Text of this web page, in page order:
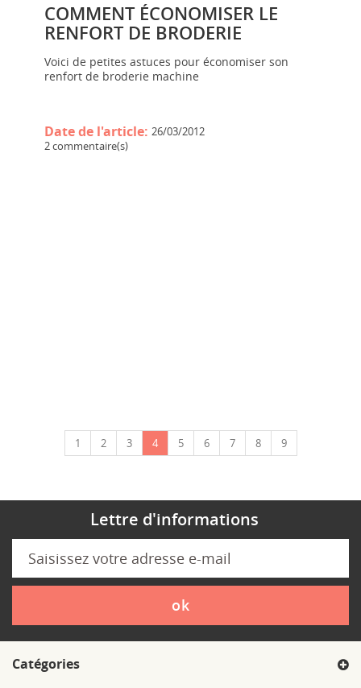
COMMENT ÉCONOMISER LE
RENFORT DE BRODERIE
Voici de petites astuces pour économiser son
renfort de broderie machine
Date de l'article: 26/03/2012
2 commentaire(s)
1 2 3 4 5 6 7 8 9
Lettre d'informations
ok
Catégories